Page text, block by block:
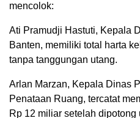
mencolok:
Ati Pramudji Hastuti, Kepala
Banten, memiliki total harta
tanpa tanggungan utang.
Arlan Marzan, Kepala Dinas
Penataan Ruang, tercatat
Rp 12 miliar setelah